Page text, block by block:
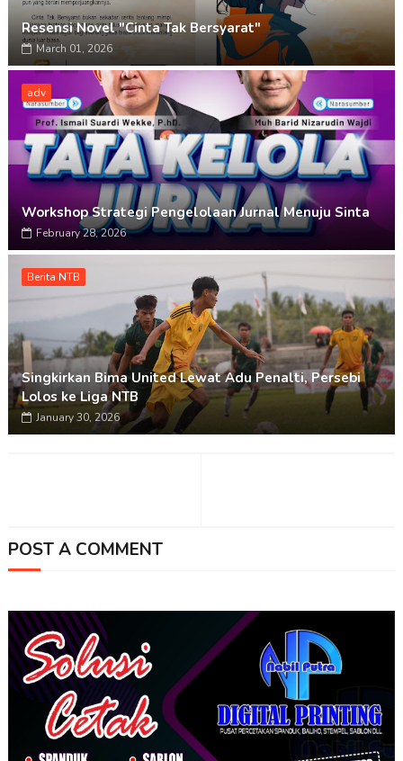
Resensi Novel "Cinta Tak Bersyarat"
March 01, 2026
adv
Workshop Strategi Pengelolaan Jurnal Menuju Sinta
February 28, 2026
Berita NTB
Singkirkan Bima United Lewat Adu Penalti, Persebi
Lolos ke Liga NTB
January 30, 2026
POST A COMMENT